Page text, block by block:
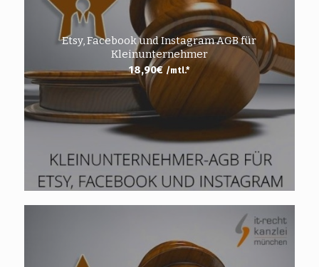
Etsy, Facebook und Instagram AGB für
Kleinunternehmer
18,90€ /mtl.*